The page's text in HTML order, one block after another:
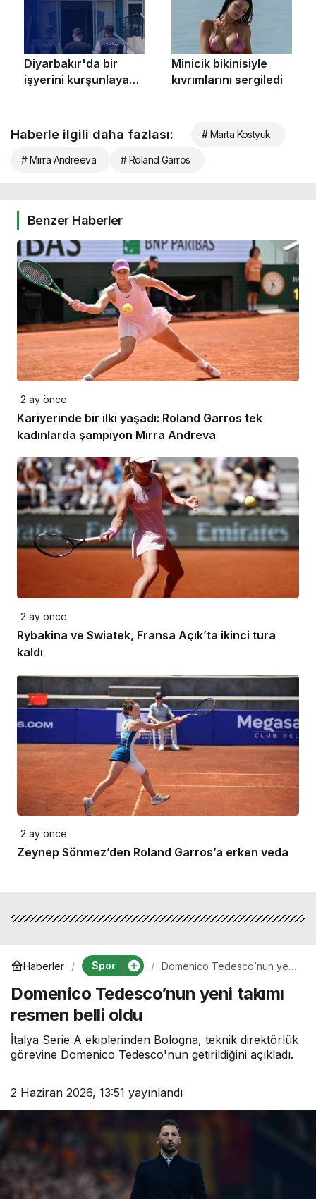
Haberle ilgili daha fazlası: # Marta Kostyuk
# Mirra Andreeva # Roland Garros
Benzer Haberler
2 ay önce
Kariyerinde bir ilki yaşadı: Roland Garros tek
kadınlarda şampiyon Mirra Andreva
2 ay önce
Rybakina ve Swiatek, Fransa Açık’ta ikinci tura
kaldı
2 ay önce
Zeynep Sönmez’den Roland Garros’a erken veda
Haberler Spor
Domenico Tedesco’nun yeni
Domenico Tedesco’nun yeni takımı
resmen belli oldu
İtalya Serie A ekiplerinden Bologna, teknik direktörlük
görevine Domenico Tedesco'nun getirildiğini açıkladı.
2 Haziran 2026, 13:51 yayınlandı